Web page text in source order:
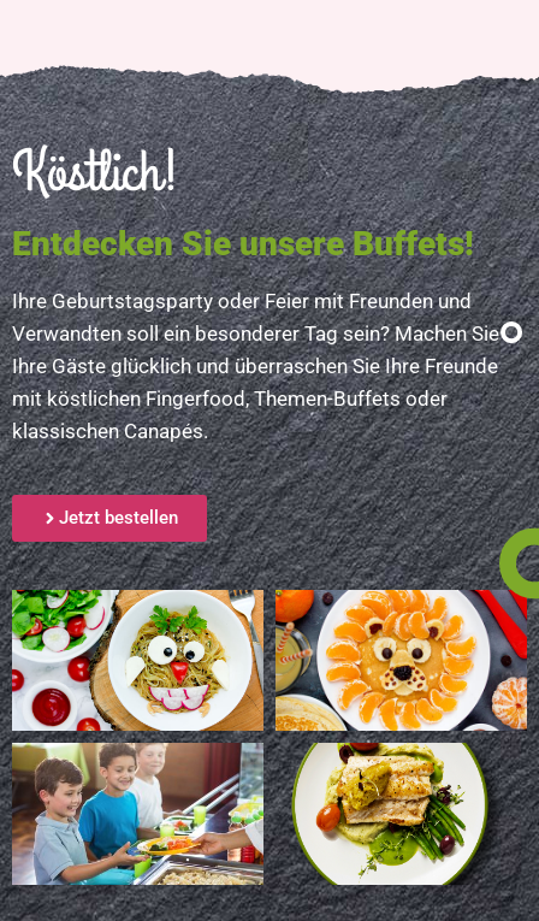
Köstlich!
Entdecken Sie unsere Buffets!
Ihre Geburtstagsparty oder Feier mit Freunden und
Verwandten soll ein besonderer Tag sein? Machen Sie
Ihre Gäste glücklich und überraschen Sie Ihre Freunde
mit köstlichen Fingerfood, Themen-Buffets oder
klassischen Canapés.
Jetzt bestellen